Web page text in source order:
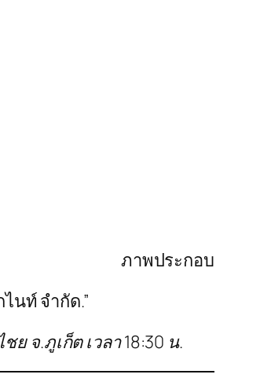
ภาพประกอบ
นท์ จำกัด.”
จ.ภูเก็ต เวลา 18:30 น.